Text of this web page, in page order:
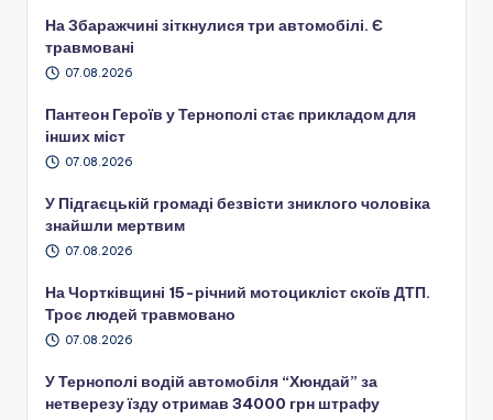
На Збаражчині зіткнулися три автомобілі. Є
травмовані
07.08.2026
Пантеон Героїв у Тернополі стає прикладом для
інших міст
07.08.2026
У Підгаєцькій громаді безвісти зниклого чоловіка
знайшли мертвим
07.08.2026
На Чортківщині 15-річний мотоцикліст скоїв ДТП.
Троє людей травмовано
07.08.2026
У Тернополі водій автомобіля “Хюндай” за
нетверезу їзду отримав 34000 грн штрафу